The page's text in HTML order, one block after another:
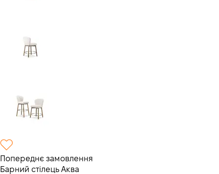
Попереднє замовлення
Барний стілець Аква